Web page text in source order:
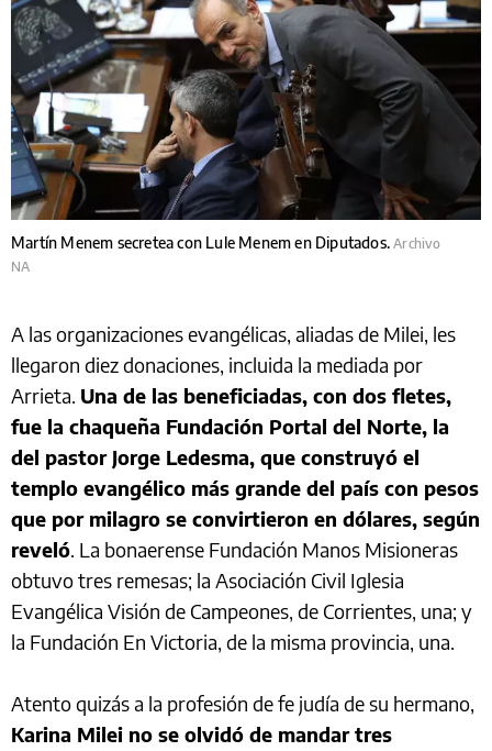
Martín Menem secretea con Lule Menem en Diputados.Archivo
NA
A las organizaciones evangélicas, aliadas de Milei, les
llegaron diez donaciones, incluida la mediada por
Arrieta. Una de las beneficiadas, con dos fletes,
fue la chaqueña Fundación Portal del Norte, la
del pastor Jorge Ledesma, que construyó el
templo evangélico más grande del país con pesos
que por milagro se convirtieron en dólares, según
reveló. La bonaerense Fundación Manos Misioneras
obtuvo tres remesas; la Asociación Civil Iglesia
Evangélica Visión de Campeones, de Corrientes, una; y
la Fundación En Victoria, de la misma provincia, una.
Atento quizás a la profesión de fe judía de su hermano,
Karina Milei no se olvidó de mandar tres